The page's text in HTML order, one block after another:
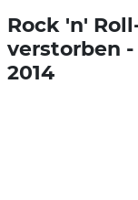
Rock 'n'
verstorben
2014